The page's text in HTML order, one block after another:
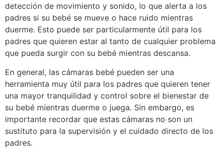
detección de movimiento y sonido, lo que alerta a los
padres si su bebé se mueve o hace ruido mientras
duerme. Esto puede ser particularmente útil para los
padres que quieren estar al tanto de cualquier problema
que pueda surgir con su bebé mientras descansa.
En general, las cámaras bebé pueden ser una
herramienta muy útil para los padres que quieren tener
una mayor tranquilidad y control sobre el bienestar de
su bebé mientras duerme o juega. Sin embargo, es
importante recordar que estas cámaras no son un
sustituto para la supervisión y el cuidado directo de los
padres.